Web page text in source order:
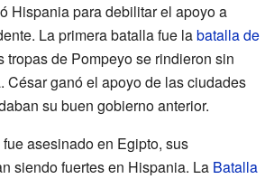
Hispania para debilitar el apoyo a
La primera batalla fue labatalla de
tropas de Pompeyo se rindieron sin
César ganó el apoyo de las ciudades
su buen gobierno anterior.
asesinado en Egipto, sus
siendo fuertes en Hispania. La Batalla